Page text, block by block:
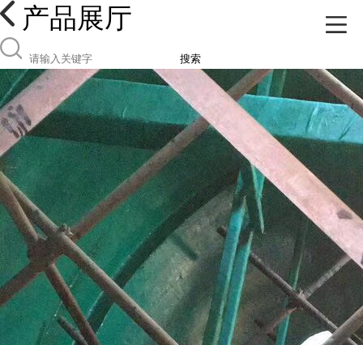
产品展厅
搜索